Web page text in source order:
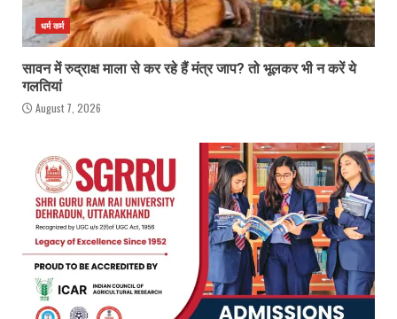
धर्म कर्म
सावन में रुद्राक्ष माला से कर रहे हैं मंत्र जाप? तो भूलकर भी न करें ये
गलतियां
August 7, 2026